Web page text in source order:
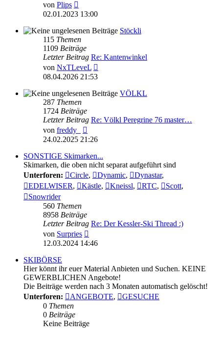
von Plips
Beitrag
02.01.2023 13:00
Stöckli
115 Themen
1109 Beiträge
Letzter Beitrag Re: Kantenwinkel
von NxTLeveL
08.04.2026 21:53
VÖLKL
287 Themen
1724 Beiträge
Letzter Beitrag Re: Völkl Peregrine 76 master…
von freddy_
Beitrag
24.02.2025 21:26
SONSTIGE Skimarken...
Skimarken, die oben nicht separat aufgeführt sind
Unterforen:
Circle, Dynamic, Dynastar,
EDELWISER, Kästle, Kneissl, RTC, Scott,
Snowrider
560 Themen
8958 Beiträge
Letzter Beitrag Re: Der Kessler-Ski Thread :)
von Surpries
Beitrag
12.03.2024 14:46
SKIBÖRSE
Hier könnt ihr euer Material Anbieten und Suchen. KEINE
GEWERBLICHEN Angebote!
Die Beiträge werden nach 3 Monaten automatisch gelöscht!
Unterforen:
ANGEBOTE,
GESUCHE
0 Themen
0 Beiträge
Keine Beiträge